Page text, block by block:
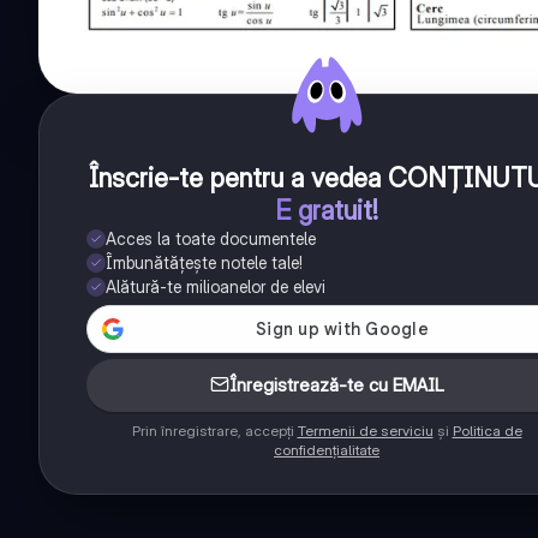
Înscrie-te pentru a vedea
E gratuit!
Acces la toate documentele
Îmbunătățește notele tale!
Alătură-te milioanelor de elevi
Înregistrează-te cu EMAIL
Prin înregistrare, accepți Termenii de serviciu și Politica de
confidențialitate